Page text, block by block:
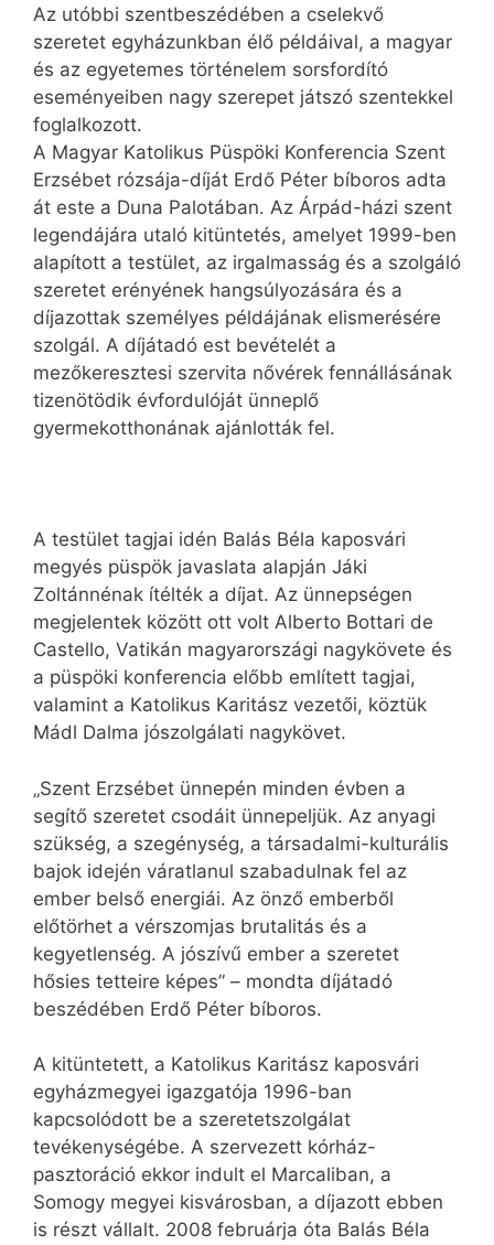
Az utóbbi szentbeszédében a cselekvő
szeretet egyházunkban élő példáival, a magyar
és az egyetemes történelem sorsfordító
eseményeiben nagy szerepet játszó szentekkel
foglalkozott.
A Magyar Katolikus Püspöki Konferencia Szent
Erzsébet rózsája-díját Erdő Péter bíboros adta
át este a Duna Palotában. Az Árpád-házi szent
legendájára utaló kitüntetés, amelyet 1999-ben
alapított a testület, az irgalmasság és a szolgáló
szeretet erényének hangsúlyozására és a
díjazottak személyes példájának elismerésére
szolgál. A díjátadó est bevételét a
mezőkeresztesi szervita nővérek fennállásának
tizenötödik évfordulóját ünneplő
gyermekotthonának ajánlották fel.
A testület tagjai idén Balás Béla kaposvári
megyés püspök javaslata alapján Jáki
Zoltánnénak ítélték a díjat. Az ünnepségen
megjelentek között ott volt Alberto Bottari de
Castello, Vatikán magyarországi nagykövete és
a püspöki konferencia előbb említett tagjai,
valamint a Katolikus Karitász vezetői, köztük
Mádl Dalma jószolgálati nagykövet.
„Szent Erzsébet ünnepén minden évben a
segítő szeretet csodáit ünnepeljük. Az anyagi
szükség, a szegénység, a társadalmi-kulturális
bajok idején váratlanul szabadulnak fel az
ember belső energiái. Az önző emberből
előtörhet a vérszomjas brutalitás és a
kegyetlenség. A jószívű ember a szeretet
hősies tetteire képes” – mondta díjátadó
beszédében Erdő Péter bíboros.
A kitüntetett, a Katolikus Karitász kaposvári
egyházmegyei igazgatója 1996-ban
kapcsolódott be a szeretetszolgálat
tevékenységébe. A szervezett kórház-
pasztoráció ekkor indult el Marcaliban, a
Somogy megyei kisvárosban, a díjazott ebben
is részt vállalt. 2008 februárja óta Balás Béla